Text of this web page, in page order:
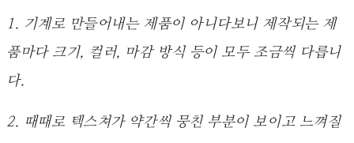
1. 기계로 만들어내는 제품이 아니다보니 제작되는 제
품마다 크기, 컬러, 마감 방식 등이 모두 조금씩 다릅니
다.
2. 때때로 텍스쳐가 약간씩 뭉친 부분이 보이고 느껴질